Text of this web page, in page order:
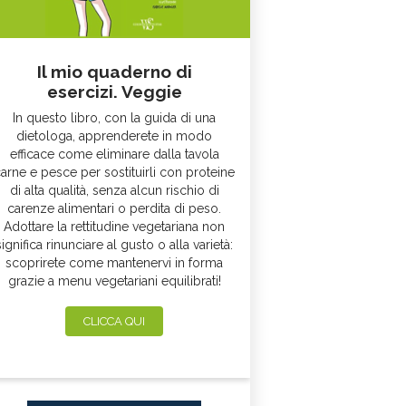
Il mio quaderno di
esercizi. Veggie
In questo libro, con la guida di una
dietologa, apprenderete in modo
efficace come eliminare dalla tavola
e pesce per sostituirli con proteine
di alta qualità, senza alcun rischio di
carenze alimentari o perdita di peso.
Adottare la rettitudine vegetariana non
rinunciare al gusto o alla varietà:
scoprirete come mantenervi in forma
grazie a menu vegetariani equilibrati!
CLICCA QUI